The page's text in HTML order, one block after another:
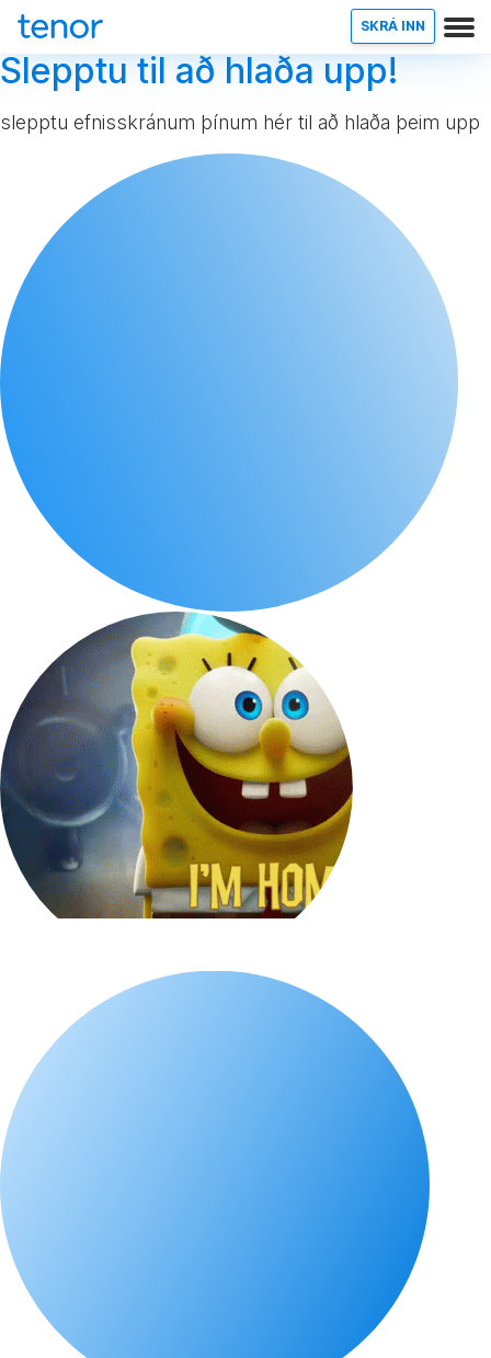
SKRÁ INN
Slepptu til að hlaða upp!
slepptu efnisskránum þínum hér til að hlaða þeim upp